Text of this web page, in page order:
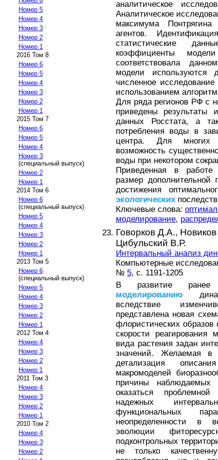
Номер 5
Номер 4
Номер 3
Номер 2
Номер 1
2016 Том 8
Номер 6
Номер 5
Номер 4
Номер 3
Номер 2
Номер 1
2015 Том 7
Номер 6
Номер 5
Номер 4
Номер 3
(специальный выпуск)
Номер 2
Номер 1
2014 Том 6
Номер 6
(специальный выпуск)
Номер 5
Номер 4
Номер 3
Номер 2
Номер 1
2013 Том 5
Номер 6
(специальный выпуск)
Номер 5
Номер 4
Номер 3
Номер 2
Номер 1
2012 Том 4
Номер 4
Номер 3
Номер 2
Номер 1
2011 Том 3
Номер 4
Номер 3
Номер 2
Номер 1
2010 Том 2
Номер 4
Номер 3
Номер 2
аналитическое
Аналитическое
максимума
агентов.
статистические
коэффициенты
соответствовала
модели используются
численное
использованием
Для ряда регионов РФ с
приведены результаты
данных Росстата, а
потребления воды в
центра. Для многих
возможность
воды при некотором
Приведенная в работе
размер
достижения
экологических
Ключевые слова:
моделирование,
Говорков Д.А.,
Цибульский В.Р.
Интервальный анализ
Компьютерные
№ 5, с. 1191-1205
В развитие ранее
моделированию
вследствие
представлена новая
флористических
скорости реагирования
вида растения задан
значений. Желаемая в
детализация
макромоделей
причины наблюдаемых
оказаться
надежных
функциональных
неопределенности в
эволюции
подконтрольных
не только